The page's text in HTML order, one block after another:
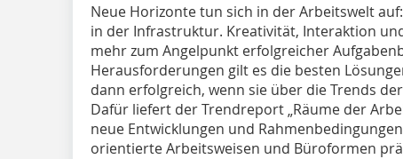
Neue Horizonte tun sich in der Arbeitswelt
in der Infrastruktur. Kreativität, Interaktion
mehr zum Angelpunkt erfolgreicher
Herausforderungen gilt es die besten
dann erfolgreich, wenn sie über die Trends
Dafür liefert der Trendreport „Räume der
neue Entwicklungen und
orientierte Arbeitsweisen und Büroformen